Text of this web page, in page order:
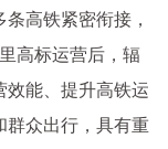
高铁紧密衔接，
高标运营后，辐
效能、提升高铁运
群众出行，具有重